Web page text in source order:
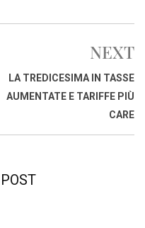
p
n
i
NEXT
LA TREDICESIMA IN TASSE
AUMENTATE E TARIFFE PIÙ
CARE